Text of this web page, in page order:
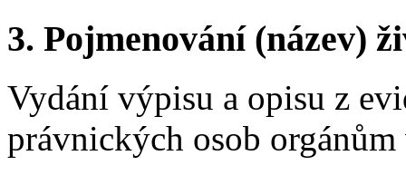
3. Pojmenování (název)
Vydání výpisu a opisu z
právnických osob